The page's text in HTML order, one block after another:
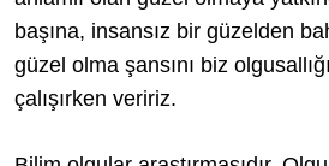
başına, insansız bir güzelden
güzel olma şansını biz
çalışırken veririz.